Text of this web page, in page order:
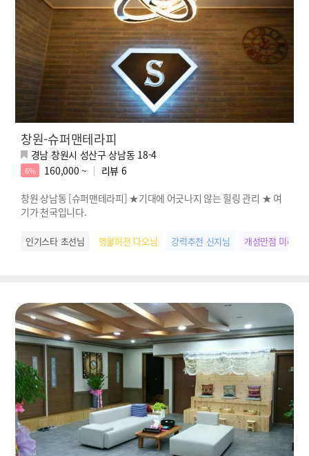
창원-슈퍼맨테라피
경남 창원시 성산구 상남동 18-4
6% 160,000 ~ 리뷰 6
창원 상남동 [슈퍼맨테라피] ★기대에 어긋나지 않는 힐링 관리 ★ 여
기가 천국입니다.
인기스타 초선님 명불허전 다오님 강력추천 신지님 개성만점 미라님